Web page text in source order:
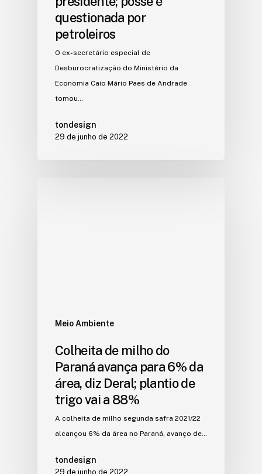
questionada por
petroleiros
O ex-secretário especial de
Desburocratização do Ministério da
Economia Caio Mário Paes de Andrade
tomou…
tondesign
29 de junho de 2022
Meio Ambiente
Colheita de milho do
Paraná avança para 6% da
área, diz Deral; plantio de
trigo vai a 88%
A colheita de milho segunda safra 2021/22
alcançou 6% da área no Paraná, avanço de…
tondesign
29 de junho de 2022